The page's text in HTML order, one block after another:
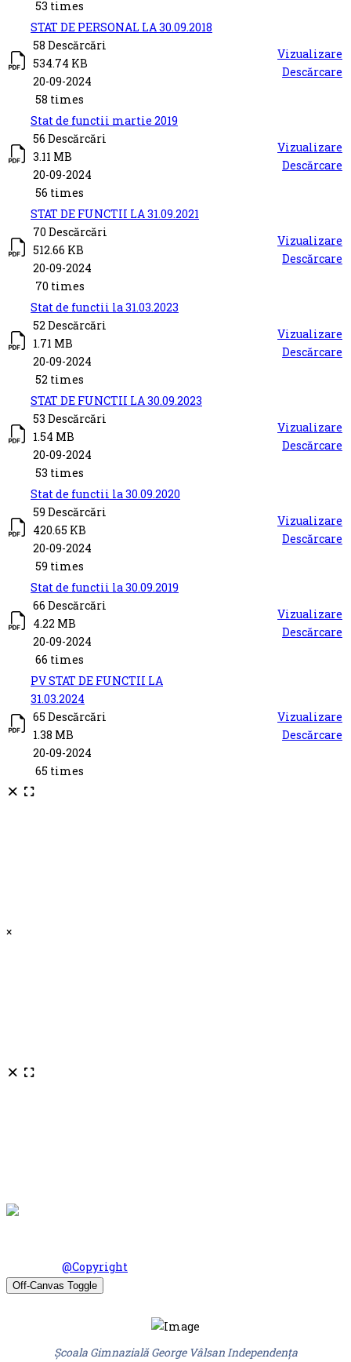
53 times
STAT DE PERSONAL LA 30.09.2018
58 Descărcări
534.74 KB
20-09-2024
58 times
Vizualizare
Descărcare
Stat de functii martie 2019
56 Descărcări
3.11 MB
20-09-2024
56 times
Vizualizare
Descărcare
STAT DE FUNCTII LA 31.09.2021
70 Descărcări
512.66 KB
20-09-2024
70 times
Vizualizare
Descărcare
Stat de functii la 31.03.2023
52 Descărcări
1.71 MB
20-09-2024
52 times
Vizualizare
Descărcare
STAT DE FUNCTII LA 30.09.2023
53 Descărcări
1.54 MB
20-09-2024
53 times
Vizualizare
Descărcare
Stat de functii la 30.09.2020
59 Descărcări
420.65 KB
20-09-2024
59 times
Vizualizare
Descărcare
Stat de functii la 30.09.2019
66 Descărcări
4.22 MB
20-09-2024
66 times
Vizualizare
Descărcare
PV STAT DE FUNCTII LA
31.03.2024
65 Descărcări
1.38 MB
20-09-2024
65 times
Vizualizare
Descărcare
×
@Copyright
Off-Canvas Toggle
Școala Gimnazială George Vâlsan Independența